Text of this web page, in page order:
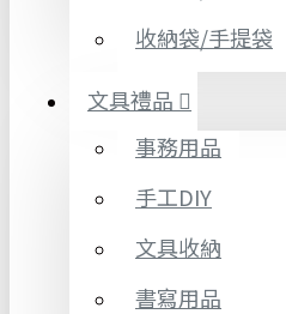
收納袋/手提袋
文具禮品
事務用品
手工DIY
文具收納
書寫用品